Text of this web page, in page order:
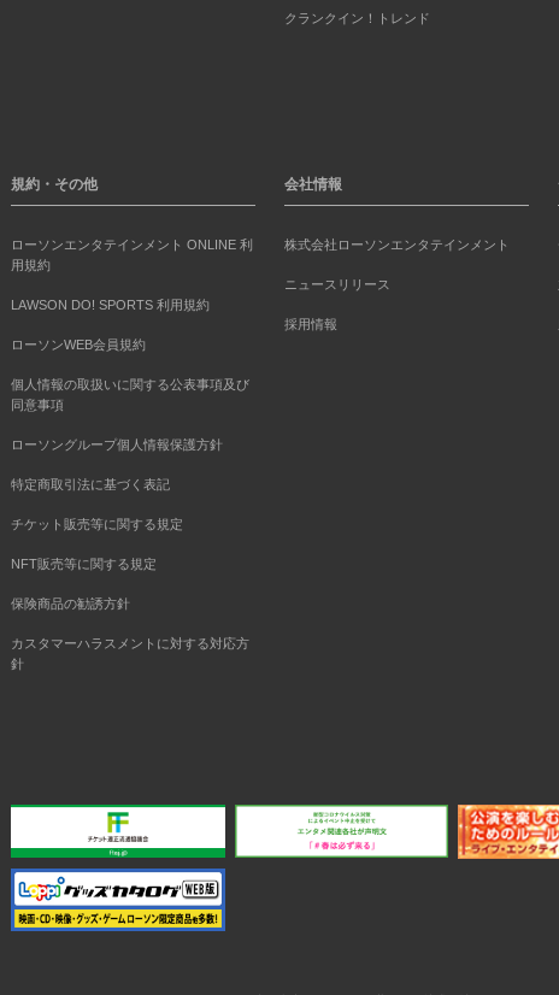
クランクイン！トレンド
規約・その他
ローソンエンタテインメント ONLINE 利
用規約
LAWSON DO! SPORTS 利用規約
ローソンWEB会員規約
個人情報の取扱いに関する公表事項及び
同意事項
ローソングループ個人情報保護方針
特定商取引法に基づく表記
チケット販売等に関する規定
NFT販売等に関する規定
保険商品の勧誘方針
カスタマーハラスメントに対する対応方
針
会社情報
株式会社ローソンエンタテインメント
ニュースリリース
採用情報